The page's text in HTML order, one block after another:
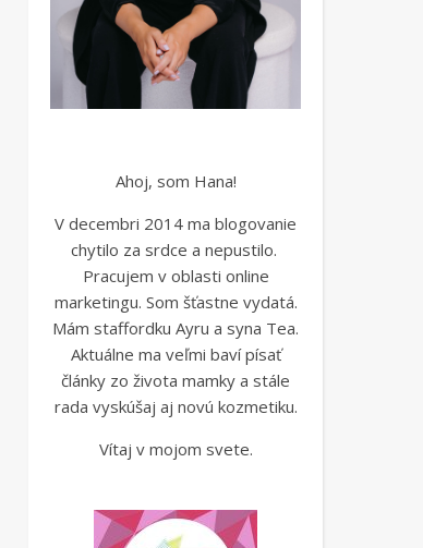
Ahoj, som Hana!
V decembri 2014 ma blogovanie
chytilo za srdce a nepustilo.
Pracujem v oblasti online
marketingu. Som šťastne vydatá.
Mám staffordku Ayru a syna Tea.
Aktuálne ma veľmi baví písať
články zo života mamky a stále
rada vyskúšaj aj novú kozmetiku.
Vítaj v mojom svete.